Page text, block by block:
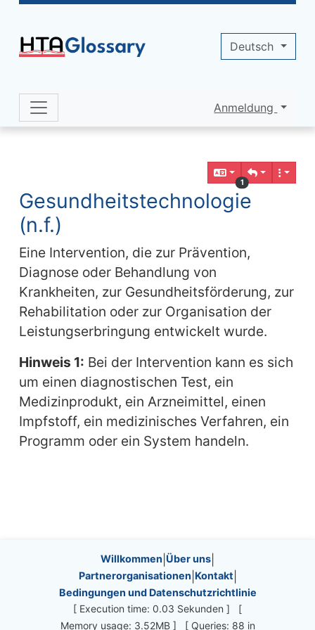
Navigation and related functionality
1
Gesundheitstechnologie
(n.f.)
Eine Intervention, die zur Prävention,
Diagnose oder Behandlung von
Krankheiten, zur Gesundheitsförderung, zur
Rehabilitation oder zur Organisation der
Leistungserbringung entwickelt wurde.
Hinweis 1: Bei der Intervention kann es sich
um einen diagnostischen Test, ein
Medizinprodukt, ein Arzneimittel, einen
Impfstoff, ein medizinisches Verfahren, ein
Programm oder ein System handeln.
Site information, links, etc.
Willkommen Über uns
Partnerorganisationen Kontakt
Bedingungen und Datenschutzrichtlinie
[ Execution time: 0.03 Sekunden ] [
Memory usage: 3.52MB ] [ Queries: 88 in
Site identity, navigation, etc.
Anmeldung
Deutsch